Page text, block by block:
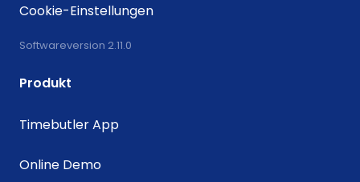
Cookie-Einstellungen
Softwareversion 2.11.0
Produkt
Timebutler App
Online Demo